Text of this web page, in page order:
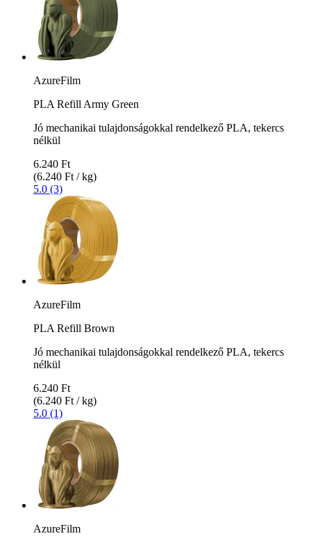
AzureFilm
PLA Refill Army Green
Jó mechanikai tulajdonságokkal rendelkező PLA, tekercs
nélkül
6.240 Ft
(6.240 Ft / kg)
5.0 (3)
AzureFilm
PLA Refill Brown
Jó mechanikai tulajdonságokkal rendelkező PLA, tekercs
nélkül
6.240 Ft
(6.240 Ft / kg)
5.0 (1)
AzureFilm